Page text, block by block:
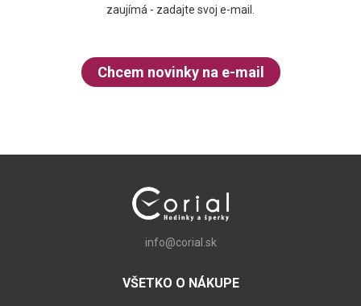
zaujímá - zadajte svoj e-mail.
Chcem novinky na e-mail
info@corial.sk
VŠETKO O NÁKUPE